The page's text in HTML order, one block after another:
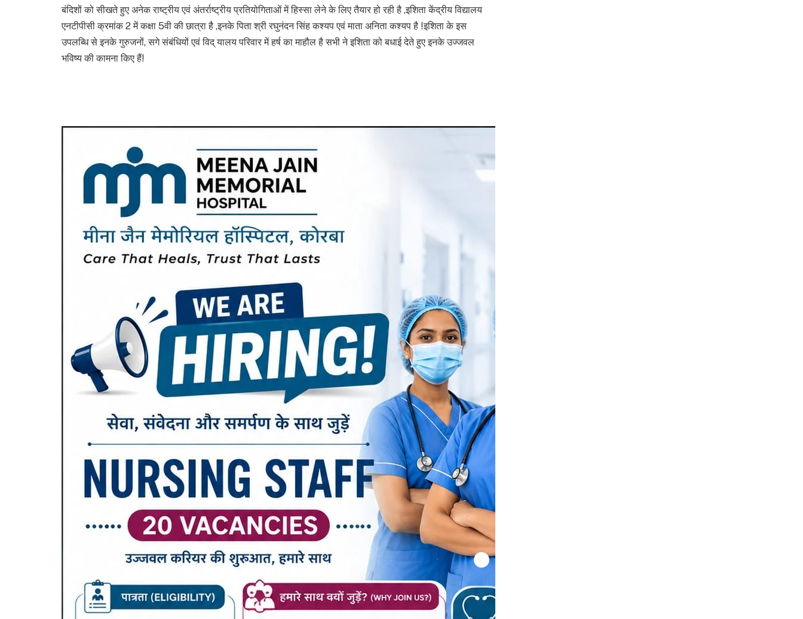
बंदिशों को सीखते हुए अनेक राष्ट्रीय एवं अंतर्राष्ट्रीय प्रतियोगिताओं में हिस्सा लेने के लिए तैयार हो रही है ,इशिता केंद्रीय विद्यालय
एनटीपीसी क्रमांक 2 में कक्षा 5वी की छात्रा है ,इनके पिता श्री रघुनंदन सिंह कश्यप एवं माता अनिता कश्यप है !इशिता के इस
उपलब्धि से इनके गुरुजनों, सगे संबंधियों एवं विद् यालय परिवार में हर्ष का माहौल है सभी ने इशिता को बधाई देते हुए इनके उज्जवल
भविष्य की कामना किए हैं!